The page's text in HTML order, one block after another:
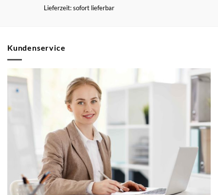
Lieferzeit: sofort lieferbar
Kundenservice